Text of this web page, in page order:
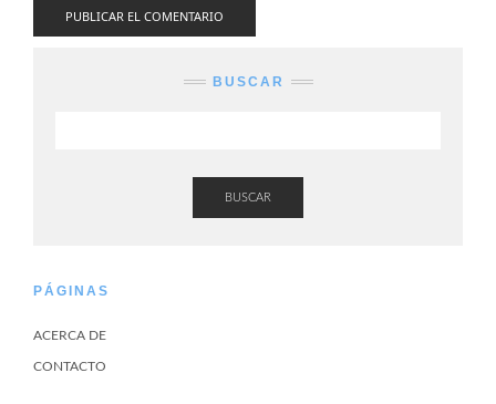
BUSCAR
BUSCAR
PÁGINAS
ACERCA DE
CONTACTO